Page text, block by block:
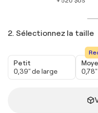
2. Sélectionnez la taille
Petit
0,39" de large